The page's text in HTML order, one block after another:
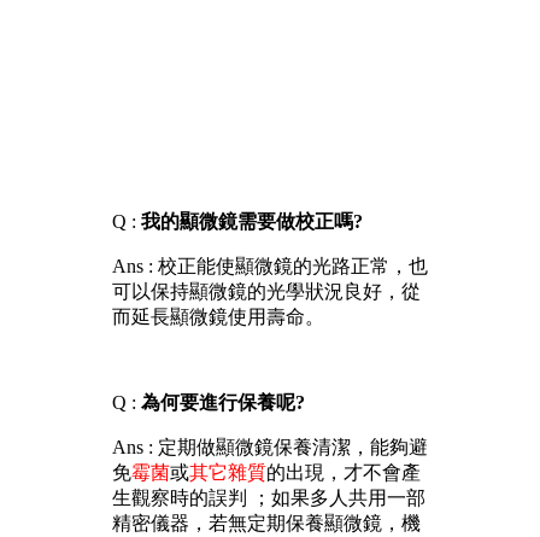
Q : 我的顯微鏡需要做校正嗎?
Ans : 校正能使顯微鏡的光路正常，也
可以保持顯微鏡的光學狀況良好，從
而延長顯微鏡使用壽命。
Q : 為何要進行保養呢?
Ans : 定期做顯微鏡保養清潔，能夠避
免霉菌或其它雜質的出現，才不會產
生觀察時的誤判 ；如果多人共用一部
精密儀器，若無定期保養顯微鏡，機